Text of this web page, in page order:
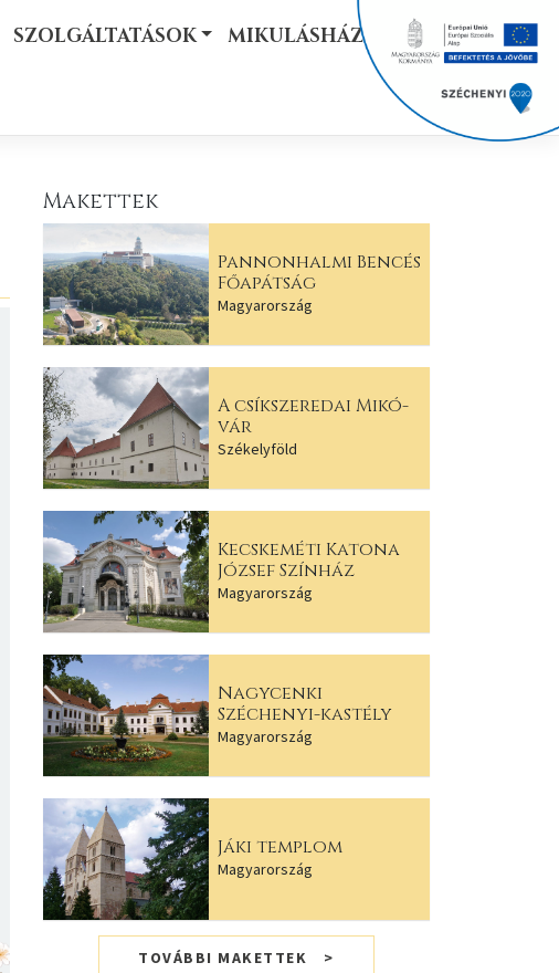
SZOLGÁLTATÁSOK MIKULÁSHÁZ
Makettek
Pannonhalmi Bencés
Főapátság
Magyarország
A csíkszeredai Mikó-
vár
Székelyföld
Kecskeméti Katona
József Színház
Magyarország
Nagycenki
Széchenyi-kastély
Magyarország
Jáki templom
Magyarország
TOVÁBBI MAKETTEK